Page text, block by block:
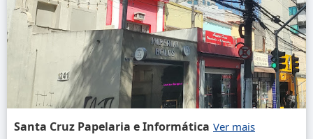
Santa Cruz Papelaria e Informática